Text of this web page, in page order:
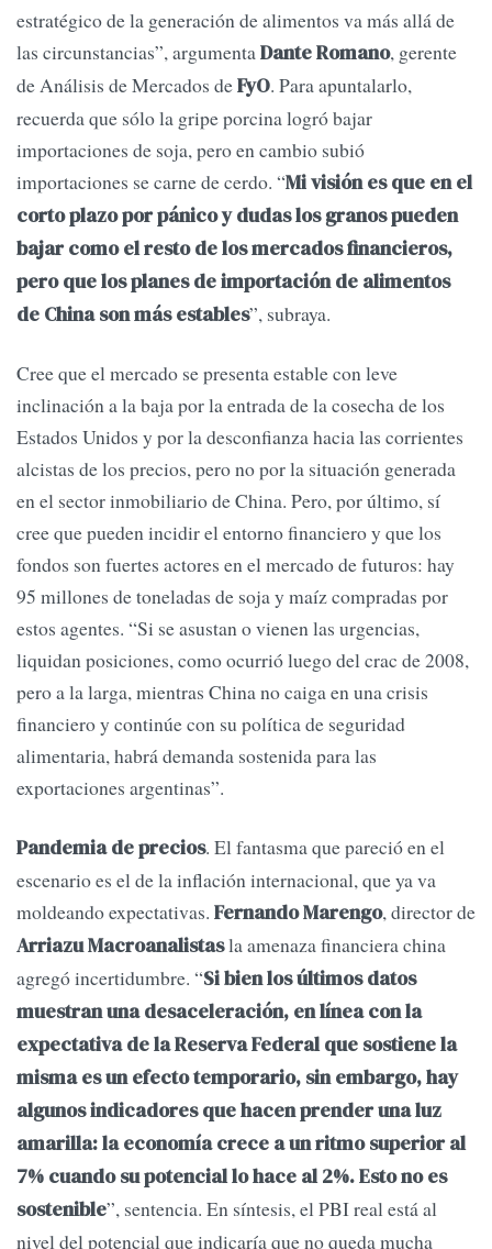
estratégico de la generación de alimentos va más allá de
las circunstancias”, argumentaDante Romano, gerente
de Análisis de Mercados deFyO. Para apuntalarlo,
recuerda que sólo la gripe porcina logró bajar
importaciones de soja, pero en cambio subió
importaciones se carne de cerdo. “Mi visión es que en el
corto plazo por pánico y dudas los granos pueden
bajar como el resto de los mercados financieros,
pero que los planes de importación de alimentos
de China son más estables”, subraya.
Cree que el mercado se presenta estable con leve
inclinación a la baja por la entrada de la cosecha de los
Estados Unidos y por la desconfianza hacia las corrientes
alcistas de los precios, pero no por la situación generada
en el sector inmobiliario de China. Pero, por último, sí
cree que pueden incidir el entorno financiero y que los
fondos son fuertes actores en el mercado de futuros: hay
95 millones de toneladas de soja y maíz compradas por
estos agentes. “Si se asustan o vienen las urgencias,
liquidan posiciones, como ocurrió luego del crac de 2008,
pero a la larga, mientras China no caiga en una crisis
financiero y continúe con su política de seguridad
alimentaria, habrá demanda sostenida para las
exportaciones argentinas”.
Pandemia de precios. El fantasma que pareció en el
escenario es el de la inflación internacional, que ya va
moldeando expectativas. Fernando Marengo, director de
Arriazu Macroanalistasla amenaza financiera china
agregó incertidumbre. “Si bien los últimos datos
muestran una desaceleración, en línea con la
expectativa de la Reserva Federal que sostiene la
misma es un efecto temporario, sin embargo, hay
algunos indicadores que hacen prender una luz
amarilla: la economía crece a un ritmo superior al
7% cuando su potencial lo hace al 2%. Esto no es
sostenible”, sentencia. En síntesis, el PBI real está al
nivel del potencial que indicaría que no queda mucha